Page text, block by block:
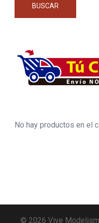
BUSCAR
No hay productos en el
© 2026 Vive